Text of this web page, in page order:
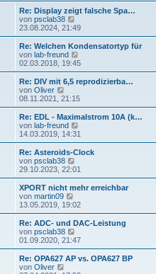
r
B
i
t
r
a
g
e
s
t
e
r
B
e
i
t
r
g
Re: Display zeigt falsche Spa…
von psclab38
e
u
e
s
t
B
e
i
r
a
g
23.08.2024, 21:49
Re: Welchen Kondensatortyp für
von lab-freund
e
u
e
s
t
B
e
i
r
g
02.03.2018, 19:45
Re: DIV mit 6,5 reprodizierba…
von Oliver
e
u
e
s
t
r
B
e
i
r
a
g
08.11.2021, 21:15
Re: EDL - Maximalstrom 10A (k…
von lab-freund
e
u
e
t
r
B
e
i
r
g
14.03.2019, 14:31
Re: Asteroids-Clock
von psclab38
e
u
e
t
r
B
e
i
r
29.10.2023, 22:01
XPORT nicht mehr erreichbar
von martin09
e
u
e
s
t
r
B
e
13.05.2019, 19:02
Re: ADC- und DAC-Leistung
von psclab38
e
u
e
01.09.2020, 21:47
Re: OPA627 AP vs. OPA627 BP
von Oliver